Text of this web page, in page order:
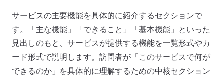
サービスの主要機能を具体的に紹介するセクションで
す。「主な機能」「できること」「基本機能」といった
見出しのもと、サービスが提供する機能を一覧形式やカ
ード形式で説明します。訪問者が「このサービスで何が
できるのか」を具体的に理解するための中核セクション